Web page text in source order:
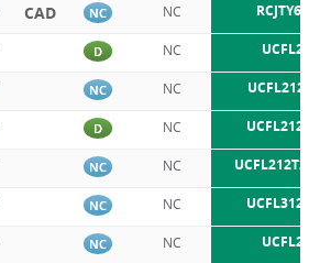
CAD NC NC RCJTY60-
D NC UCFL212
NC NC UCFL212
D NC UCFL212
NC NC UCFL212T20
NC NC UCFL312
NC NC UCFL213